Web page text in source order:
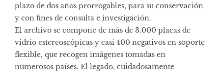
plazo de dos años prorrogables, para su conservación
y con fines de consulta e investigación.
El archivo se compone de más de 3.000 placas de
vidrio estereoscópicas y casi 400 negativos en soporte
flexible, que recogen imágenes tomadas en
numerosos países. El legado, cuidadosamente